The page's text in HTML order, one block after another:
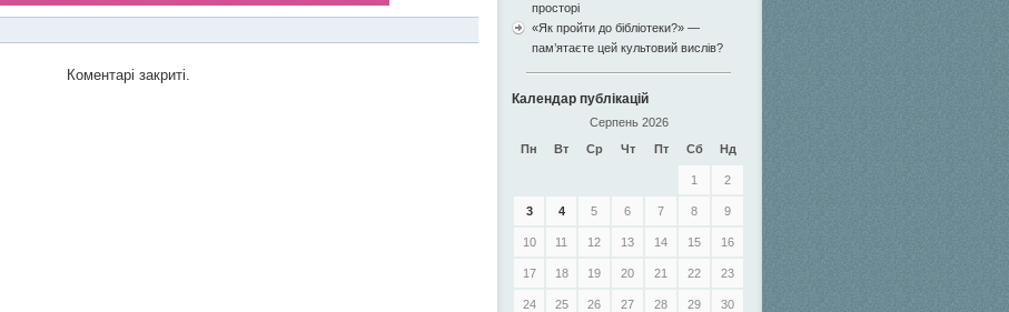
Коментарі закриті.
просторі
«Як пройти до бібліотеки?» —
пам’ятаєте цей культовий вислів?
Календар публікацій
Серпень 2026
Пн
Вт Ср Чт Пт Сб Нд
1 2
3 4 5 6 7 8 9
10 11 12 13 14 15 16
17 18 19 20 21 22 23
24 25 26 27 28 29 30